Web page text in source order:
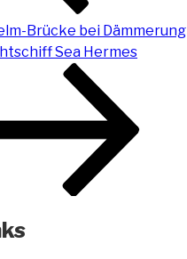
Brücke bei Dämmerung
Sea Hermes